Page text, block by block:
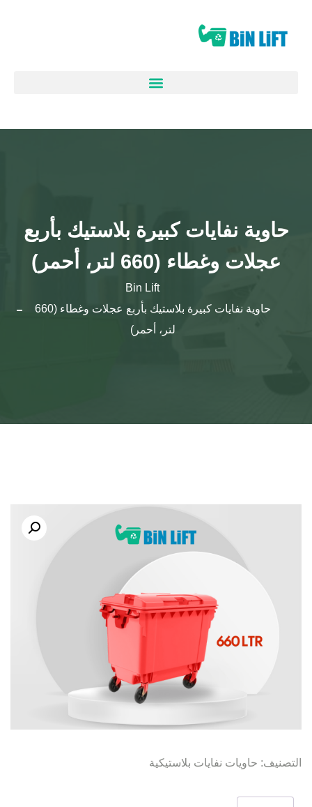
حاوية نفايات كبيرة بلاستيك بأربع
عجلات وغطاء (660 لتر، أحمر)
Bin Lift
حاوية نفايات كبيرة بلاستيك بأربع عجلات وغطاء (660
لتر، أحمر)
التصنيف: حاويات نفايات بلاستيكية